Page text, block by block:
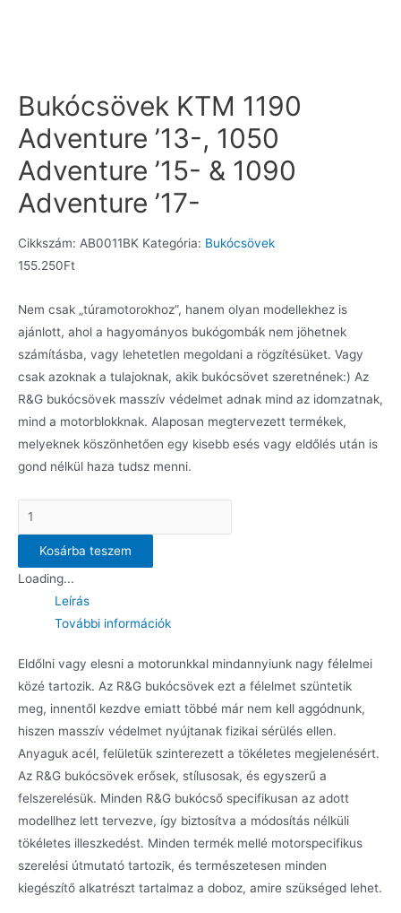
Bukócsövek KTM 1190
Adventure ’13-, 1050
Adventure ’15- & 1090
Adventure ’17-
Cikkszám: AB0011BK Kategória: Bukócsövek
155.250Ft
Nem csak „túramotorokhoz”, hanem olyan modellekhez is
ajánlott, ahol a hagyományos bukógombák nem jöhetnek
számításba, vagy lehetetlen megoldani a rögzítésüket. Vagy
csak azoknak a tulajoknak, akik bukócsövet szeretnének:) Az
R&G bukócsövek masszív védelmet adnak mind az idomzatnak,
mind a motorblokknak. Alaposan megtervezett termékek,
melyeknek köszönhetően egy kisebb esés vagy eldőlés után is
gond nélkül haza tudsz menni.
Bukócsövek
KTM
1190
Adventure
'15-
&
1090
Adventure
'17-
mennyiség
Kosárba teszem
Loading...
Leírás
További információk
Eldőlni vagy elesni a motorunkkal mindannyiunk nagy félelmei
közé tartozik. Az R&G bukócsövek ezt a félelmet szüntetik
meg, innentől kezdve emiatt többé már nem kell aggódnunk,
hiszen masszív védelmet nyújtanak fizikai sérülés ellen.
Anyaguk acél, felületük szinterezett a tökéletes megjelenésért.
Az R&G bukócsövek erősek, stílusosak, és egyszerű a
felszerelésük. Minden R&G bukócső specifikusan az adott
modellhez lett tervezve, így biztosítva a módosítás nélküli
tökéletes illeszkedést. Minden termék mellé motorspecifikus
szerelési útmutató tartozik, és természetesen minden
kiegészítő alkatrészt tartalmaz a doboz, amire szükséged lehet.